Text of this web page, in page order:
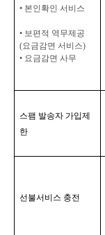
• 본인확인 서비스
• 보편적 역무제공
(요금감면 서비스)
• 요금감면 사무
스팸 발송자 가입제
한
선불서비스 충전